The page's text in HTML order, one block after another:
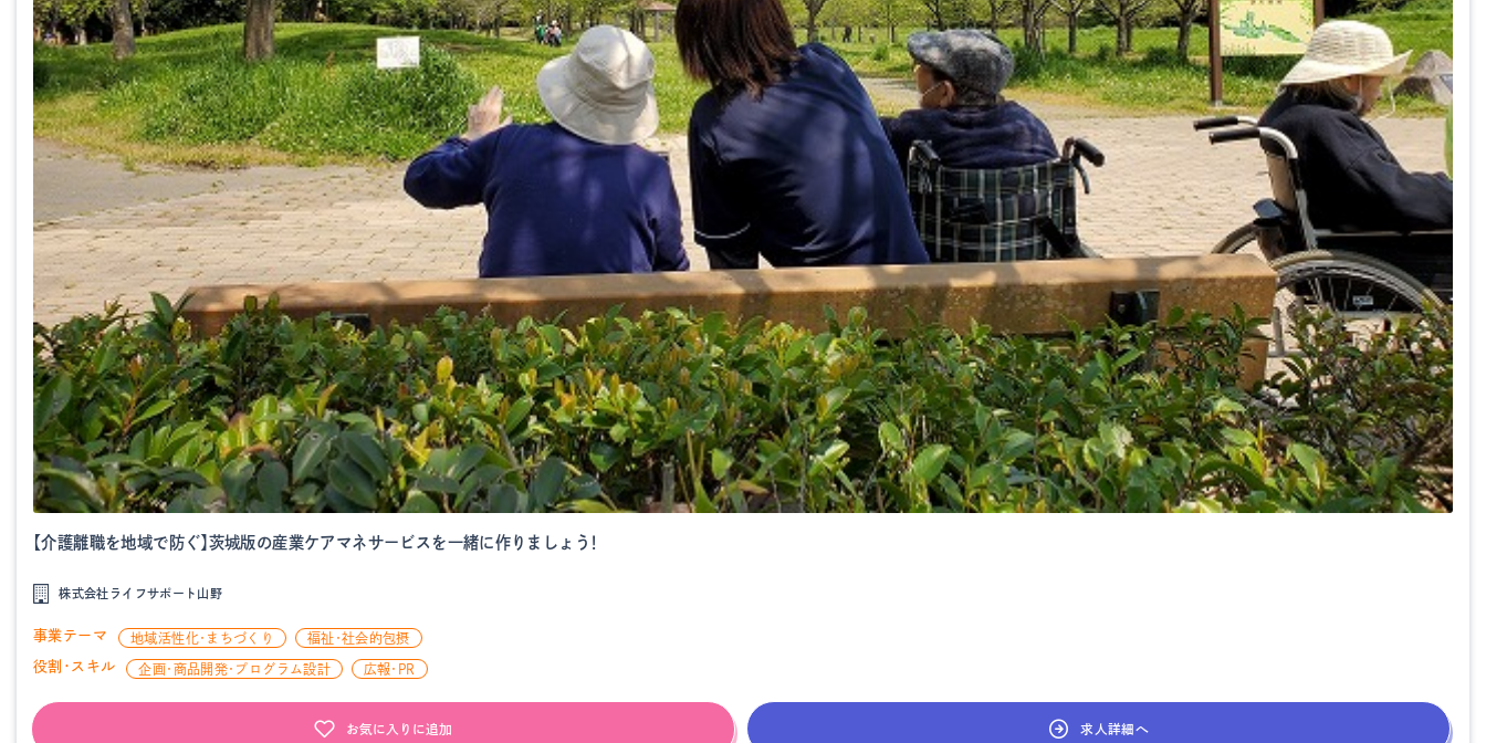
【介護離職を地域で防ぐ】茨城版の産業ケアマネサービスを一緒に作りましょう！
株式会社ライフサポート山野
事業テーマ 地域活性化・まちづくり 福祉・社会的包摂
役割・スキル 企画・商品開発・プログラム設計 広報・PR
お気に入りに追加 求人詳細へ